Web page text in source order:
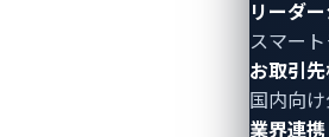
リーダ
スマー
お取引
国内向
業界連携
Sina KheirkhahによるChargePoint